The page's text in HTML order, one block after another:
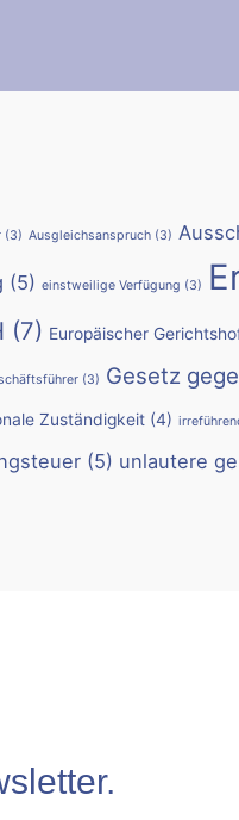
(3) Ausgleichsanspruch (3)
(5) einstweilige Verfügung (3)
(7) Europäischer
(3) Gesetz
Zuständigkeit (4)
(5) unlautere